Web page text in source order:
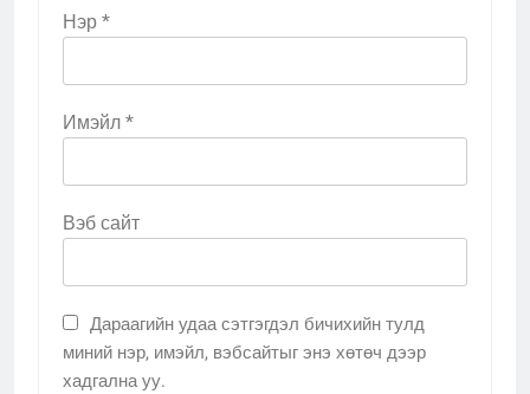
Нэр *
Имэйл *
Вэб сайт
Дараагийн удаа сэтгэгдэл бичихийн тулд
миний нэр, имэйл, вэбсайтыг энэ хөтөч дээр
хадгална уу.